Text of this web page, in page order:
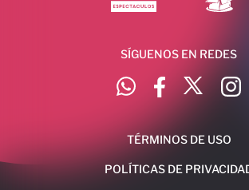
SÍGUENOS EN REDES
TÉRMINOS DE USO
POLÍTICAS DE